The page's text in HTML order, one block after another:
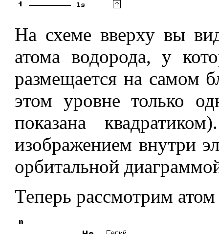
На схеме вверху вы
атома водорода, у
размещается на самом
этом уровне только
показана
изображением внутри
орбитальной
Теперь рассмотрим атом